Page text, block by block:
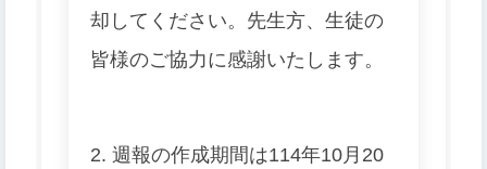
却してください。先生方、生徒の
皆様のご協力に感謝いたします。
2. 週報の作成期間は114年10月20